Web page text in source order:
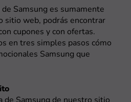
Samsung es sumamente
sitio web, podrás encontrar
cupones y con ofertas.
en tres simples pasos cómo
Samsung que